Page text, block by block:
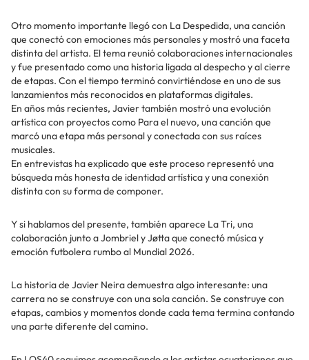
Otro momento importante llegó con La Despedida, una canción
que conectó con emociones más personales y mostró una faceta
distinta del artista. El tema reunió colaboraciones internacionales
y fue presentado como una historia ligada al despecho y al cierre
de etapas. Con el tiempo terminó convirtiéndose en uno de sus
lanzamientos más reconocidos en plataformas digitales.
En años más recientes, Javier también mostró una evolución
artística con proyectos como Para el nuevo, una canción que
marcó una etapa más personal y conectada con sus raíces
musicales.
En entrevistas ha explicado que este proceso representó una
búsqueda más honesta de identidad artística y una conexión
distinta con su forma de componer.
Y si hablamos del presente, también aparece La Tri, una
colaboración junto a Jombriel y Jøtta que conectó música y
emoción futbolera rumbo al Mundial 2026.
La historia de Javier Neira demuestra algo interesante: una
carrera no se construye con una sola canción. Se construye con
etapas, cambios y momentos donde cada tema termina contando
una parte diferente del camino.